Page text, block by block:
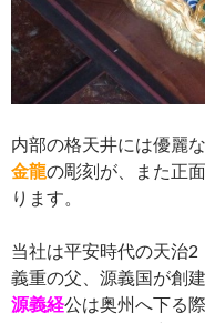
内部の格天井には優麗
金龍の彫刻が、また正
ります。
当社は平安時代の天治
義重の父、源義国が創
源義経公は奥州へ下る